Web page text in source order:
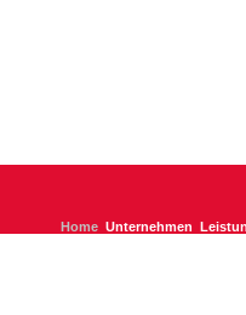
Home Unternehmen